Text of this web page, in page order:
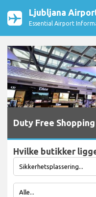
Ljubljana
Essential Airport
Duty Free
Hvilke butikker